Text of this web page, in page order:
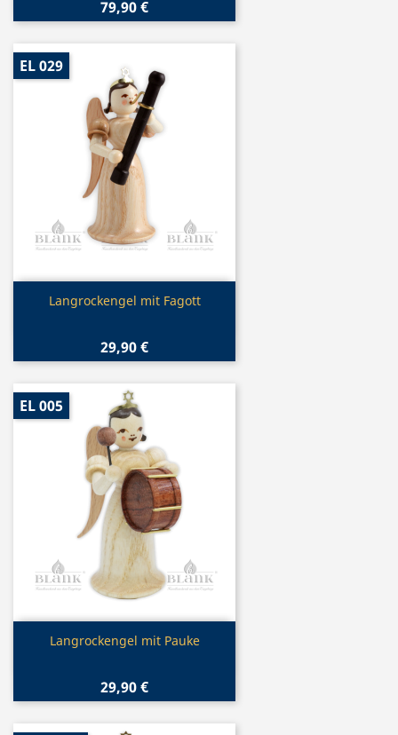
79,90 €
Vorschau
Langrockengel mit Fagott
29,90 €
EL 029
Vorschau
Langrockengel mit Pauke
29,90 €
EL 005